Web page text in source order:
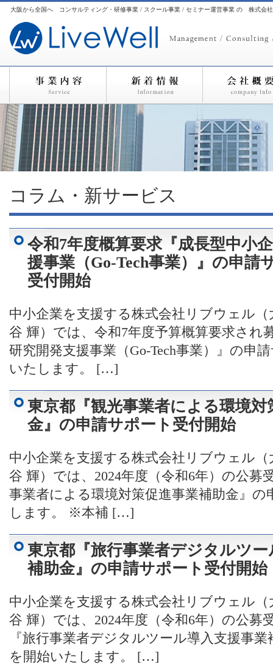
大阪から全国へ コンサルティング・研修事業 / スクール事業 / セミナー運営事業 の 株式会
コラム・新サービス
令和7年度概算要求『成長型中小
援事業（Go-Tech事業）』の申請
受付開始
中小企業を支援する株式会社リブウェル
谷 輝）では、令和7年度予算概算要求され
研究開発支援事業（Go-Tech事業）』の申
いたします。 […]
東京都『観光事業者による環境対
金』の申請サポート受付開始
中小企業を支援する株式会社リブウェル
谷 輝）では、2024年度（令和6年）の公募
事業者による環境対策促進事業補助金』
します。 ※本補 […]
東京都『旅行事業者デジタルツ
補助金』の申請サポート受付開始
中小企業を支援する株式会社リブウェル
谷 輝）では、2024年度（令和6年）の公募
『旅行事業者デジタルツール導入支援事
を開始いたします。 […]